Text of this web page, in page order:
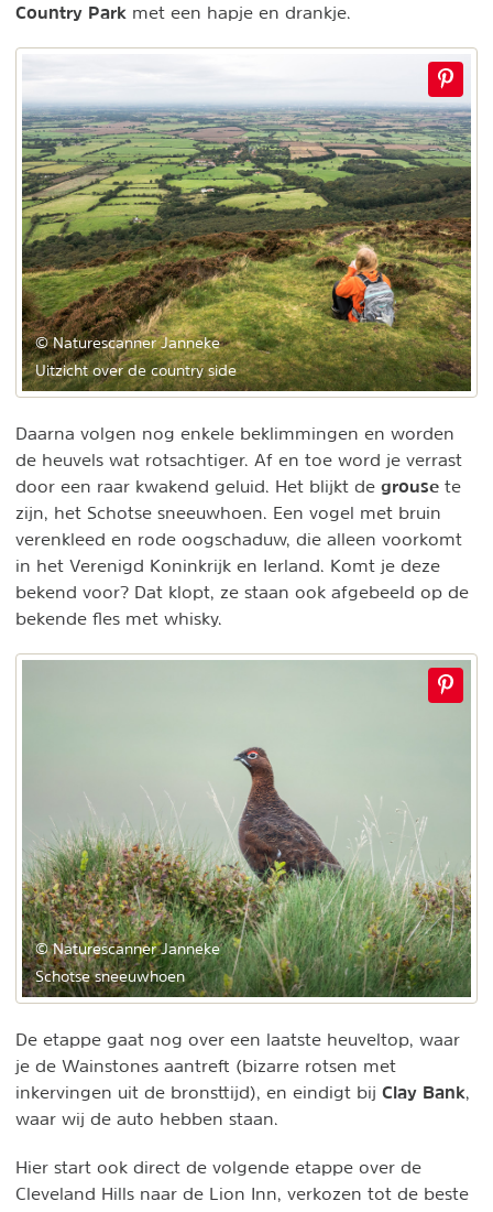
Country Park met een hapje en drankje.
© Naturescanner Janneke
Uitzicht over de country side
Daarna volgen nog enkele beklimmingen en worden
de heuvels wat rotsachtiger. Af en toe word je verrast
door een raar kwakend geluid. Het blijkt de grouse te
zijn, het Schotse sneeuwhoen. Een vogel met bruin
verenkleed en rode oogschaduw, die alleen voorkomt
in het Verenigd Koninkrijk en Ierland. Komt je deze
bekend voor? Dat klopt, ze staan ook afgebeeld op de
bekende fles met whisky.
© Naturescanner Janneke
Schotse sneeuwhoen
De etappe gaat nog over een laatste heuveltop, waar
je de Wainstones aantreft (bizarre rotsen met
inkervingen uit de bronsttijd), en eindigt bij Clay Bank,
waar wij de auto hebben staan.
Hier start ook direct de volgende etappe over de
Cleveland Hills naar de Lion Inn, verkozen tot de beste